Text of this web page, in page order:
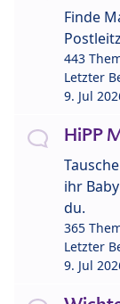
Finde
443
Letzter
9. Jul
HiPP
ihr
du.
365
Letzter
9. Jul